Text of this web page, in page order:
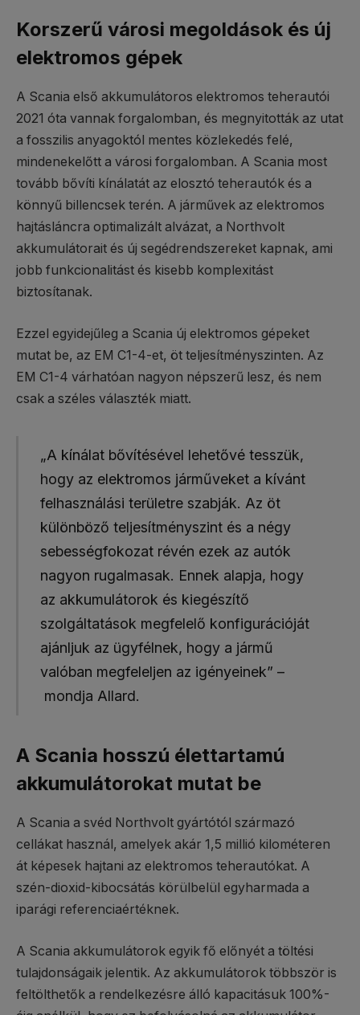
Korszerű városi megoldások és új
elektromos gépek
A Scania első akkumulátoros elektromos teherautói
2021 óta vannak forgalomban, és megnyitották az utat
a fosszilis anyagoktól mentes közlekedés felé,
mindenekelőtt a városi forgalomban. A Scania most
tovább bővíti kínálatát az elosztó teherautók és a
könnyű billencsek terén. A járművek az elektromos
hajtásláncra optimalizált alvázat, a Northvolt
akkumulátorait és új segédrendszereket kapnak, ami
jobb funkcionalitást és kisebb komplexitást
biztosítanak.
Ezzel egyidejűleg a Scania új elektromos gépeket
mutat be, az EM C1-4-et, öt teljesítményszinten. Az
EM C1-4 várhatóan nagyon népszerű lesz, és nem
csak a széles választék miatt.
„A kínálat bővítésével lehetővé tesszük,
hogy az elektromos járműveket a kívánt
felhasználási területre szabják. Az öt
különböző teljesítményszint és a négy
sebességfokozat révén ezek az autók
nagyon rugalmasak. Ennek alapja, hogy
az akkumulátorok és kiegészítő
szolgáltatások megfelelő konfigurációját
ajánljuk az ügyfélnek, hogy a jármű
valóban megfeleljen az igényeinek” –
mondja Allard.
A Scania hosszú élettartamú
akkumulátorokat mutat be
A Scania a svéd Northvolt gyártótól származó
cellákat használ, amelyek akár 1,5 millió kilométeren
át képesek hajtani az elektromos teherautókat. A
szén-dioxid-kibocsátás körülbelül egyharmada a
iparági referenciaértéknek.
A Scania akkumulátorok egyik fő előnyét a töltési
tulajdonságaik jelentik. Az akkumulátorok többször is
feltölthetők a rendelkezésre álló kapacitásuk 100%-